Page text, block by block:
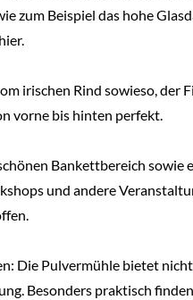
zum Beispiel das hohe
irischen Rind sowieso, der
vorne bis hinten perfekt.
Bankettbereich sowie
und andere
Die Pulvermühle bietet
Besonders praktisch